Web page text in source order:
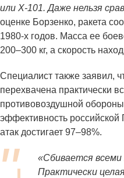
или Х-101. Даже нельзя
оценке Борзенко, ракета
1980-х годов. Масса ее
200–300 кг, а скорость
Специалист также заявил,
перехвачена практически
противовоздушной
эффективность
атак достигает 97–98%.
«Сбивается
Практически